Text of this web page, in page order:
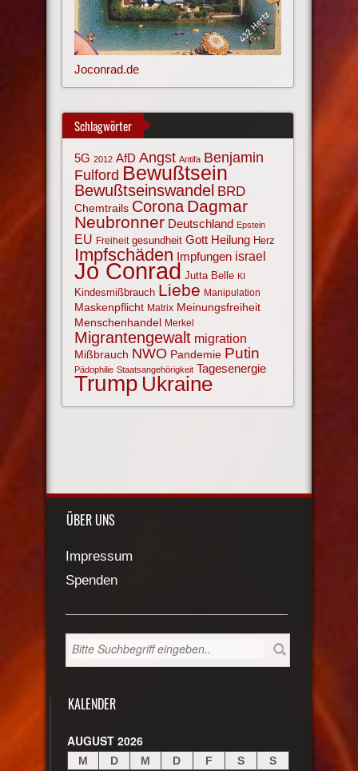
Joconrad.de
Schlagwörter
5G 2012 AfD Angst Antifa Benjamin
Fulford Bewußtsein
Bewußtseinswandel BRD
Chemtrails Corona Dagmar
Neubronner Deutschland Epstein
EU Freiheit gesundheit Gott Heilung Herz
Impfschäden Impfungen israel
Jo Conrad Jutta Belle KI
Kindesmißbrauch Liebe Manipulation
Maskenpflicht Matrix Meinungsfreiheit
Menschenhandel Merkel
Migrantengewalt migration
Mißbrauch NWO Pandemie Putin
Pädophilie Staatsangehörigkeit Tagesenergie
Trump Ukraine
ÜBER UNS
Impressum
Spenden
KALENDER
AUGUST 2026
M D M D F S
S